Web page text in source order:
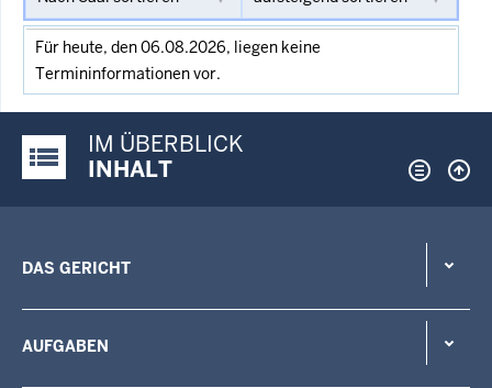
Für heute, den 06.08.2026, liegen keine
Termininformationen vor.
Justiz-Portal im Überblick:
IM ÜBERBLICK
INHALT
DAS GERICHT
AUFGABEN